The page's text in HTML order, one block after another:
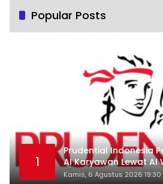
Popular Posts
1
Prudential Indonesia
AI Karyawan Lewat AI
Kamis, 6 Agustus 2026 19:30